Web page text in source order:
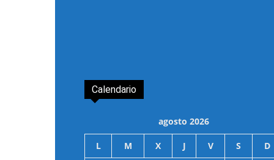
Calendario
agosto 2026
L M X J V S D